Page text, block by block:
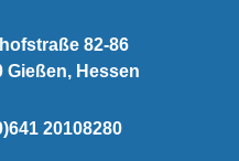
82-86
Gießen, Hessen
20108280